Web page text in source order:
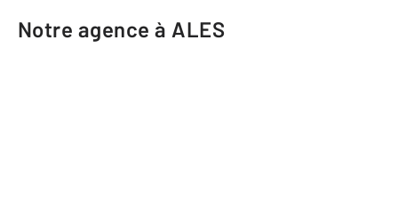
Notre agence à ALES